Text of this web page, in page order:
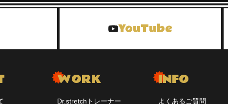
しくても、加盟店様等において入社希望者様の採用が可能な場合を想
発的な、もしくは違法な個人情報へのアクセス、紛失、改ざん、および漏
および組織的な安全管理措置を講じています。
YouTube
WORK
Dr.stretchトレーナー
INFO
よくあるご質問